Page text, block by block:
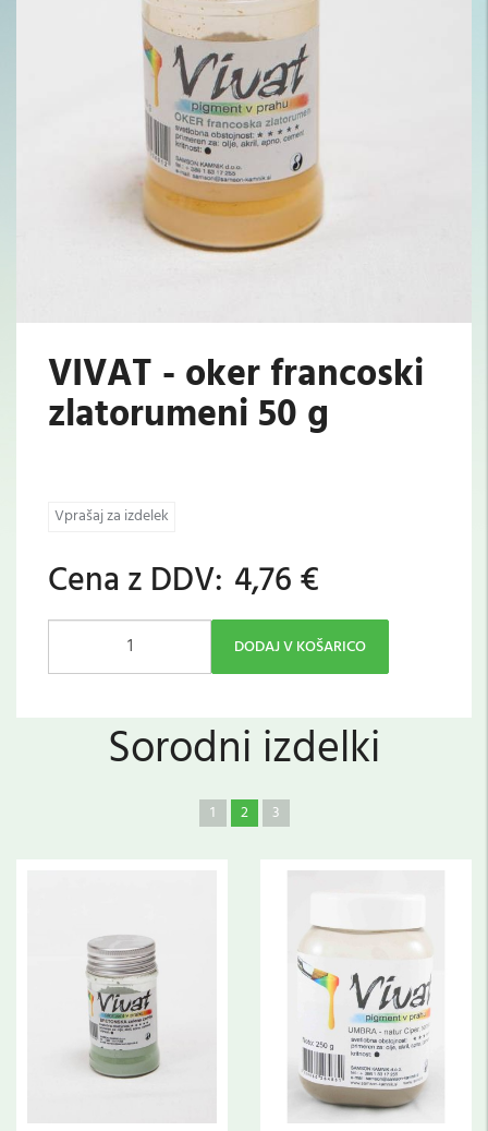
VIVAT - oker francoski
zlatorumeni 50 g
Vprašaj za izdelek
Cena z DDV: 4,76 €
DODAJ V KOŠARICO
Sorodni izdelki
1 2 3